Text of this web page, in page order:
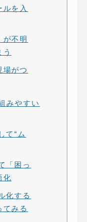
を入
が不明
場がつ
みやすい
て“ム
「困っ
化
化する
みる